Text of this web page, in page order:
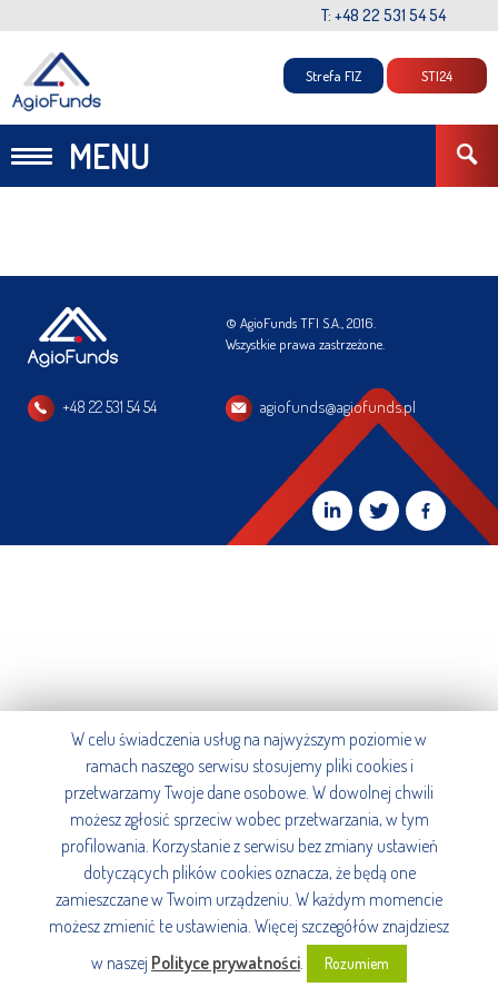
T: +48 22 531 54 54
MENU
Strefa FIZ STI24
© AgioFunds TFI S.A., 2016.
Wszystkie prawa zastrzeżone.
+48 22 531 54 54 agiofunds@agiofunds.pl
W celu świadczenia usług na najwyższym poziomie w
ramach naszego serwisu stosujemy pliki cookies i
przetwarzamy Twoje dane osobowe. W dowolnej chwili
możesz zgłosić sprzeciw wobec przetwarzania, w tym
profilowania. Korzystanie z serwisu bez zmiany ustawień
dotyczących plików cookies oznacza, że będą one
zamieszczane w Twoim urządzeniu. W każdym momencie
możesz zmienić te ustawienia. Więcej szczegółów znajdziesz
w naszej Polityce prywatności. Rozumiem